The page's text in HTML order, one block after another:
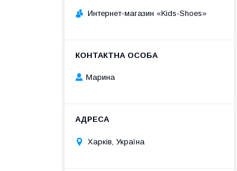
Интернет-магазин «Kids-Shoes»
Марина
Харків, Україна